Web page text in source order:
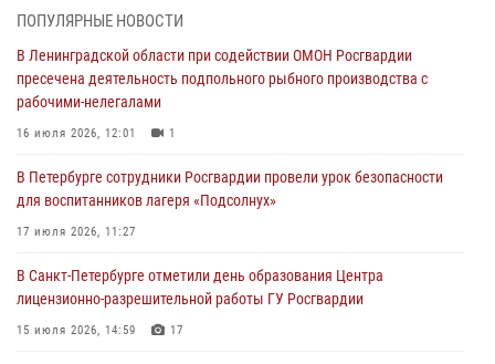
06 августа 2026, 13:39 1
В Центральном районе росгвардейцы оперативно задержали
хулигана, стрелявшего из пускового устройства рядом с жилыми
домами
06 августа 2026, 11:36
Сотрудники и военнослужащие Росгвардии обеспечили
правопорядок при проведении матча "Зенит" - "Балтика"
06 августа 2026, 07:30
В Выборгском районе наряд Росгвардии обнаружил
разыскиваемый преступный автотранспорт
05 августа 2026, 12:25 2
ПОПУЛЯРНЫЕ НОВОСТИ
В Ленинградской области при содействии ОМОН Росгвардии
пресечена деятельность подпольного рыбного производства с
рабочими-нелегалами
16 июля 2026, 12:01 1
В Петербурге сотрудники Росгвардии провели урок безопасности
для воспитанников лагеря «Подсолнух»
17 июля 2026, 11:27
В Санкт-Петербурге отметили день образования Центра
лицензионно-разрешительной работы ГУ Росгвардии
15 июля 2026, 14:59 17